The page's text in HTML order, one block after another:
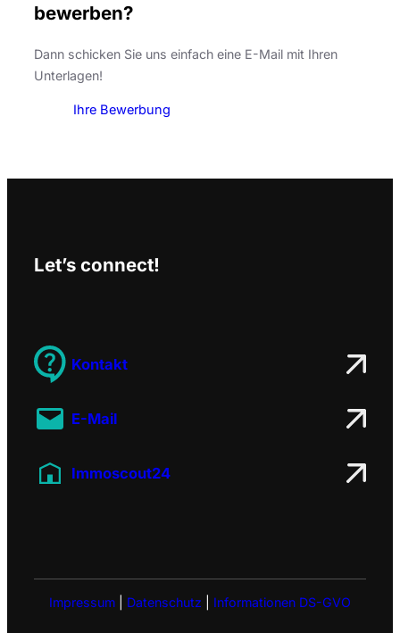
bewerben?
Dann schicken Sie uns einfach eine E-Mail mit Ihren
Unterlagen!
Ihre Bewerbung
Let’s connect!
Kontakt
E-Mail
Immoscout24
Impressum Datenschutz Informationen DS-GVO